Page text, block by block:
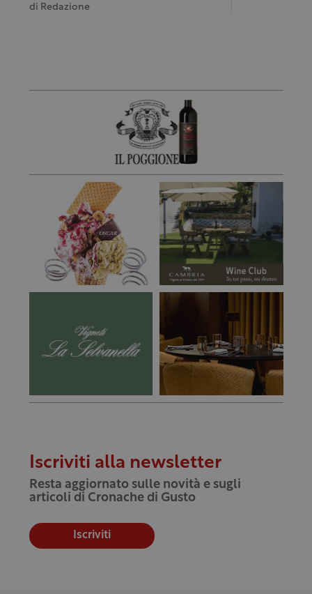
di Redazione
Iscriviti alla newsletter
Resta aggiornato sulle novità e sugli
articoli di Cronache di Gusto
Iscriviti